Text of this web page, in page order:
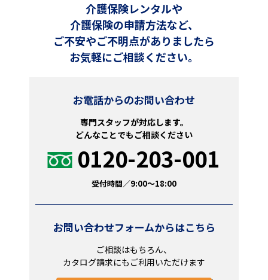
介護保険レンタルや
介護保険の申請方法など、
ご不安やご不明点がありましたら
お気軽にご相談ください。
お電話からのお問い合わせ
専門スタッフが対応します。
どんなことでもご相談ください
0120-203-001
受付時間／9:00～18:00
お問い合わせフォームからはこちら
ご相談はもちろん、
カタログ請求にもご利用いただけます